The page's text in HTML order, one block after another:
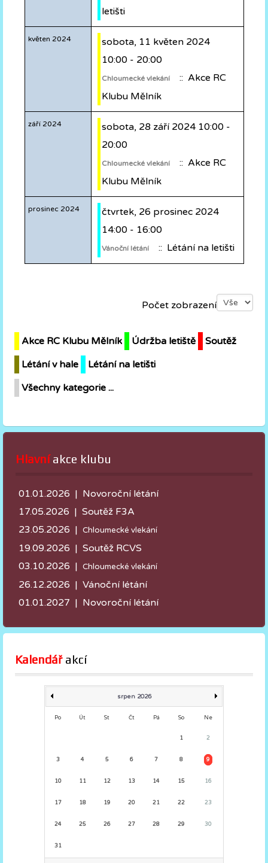
letišti
květen 2024
sobota, 11 květen 2024
10:00 - 20:00
Chloumecké vlekání
:: Akce RC
Klubu Mělník
září 2024
sobota, 28 září 2024 10:00 -
20:00
Chloumecké vlekání
:: Akce RC
Klubu Mělník
prosinec 2024
čtvrtek, 26 prosinec 2024
14:00 - 16:00
Vánoční létání :: Létání na letišti
Počet zobrazení
Akce RC Klubu Mělník Údržba letiště
Soutěž
Létání v hale
Létání na letišti
Všechny kategorie ...
Hlavní akce klubu
01.01.2026 | Novoroční létání
17.05.2026 | Soutěž F3A
23.05.2026 | Chloumecké vlekání
19.09.2026 | Soutěž RCVS
03.10.2026 | Chloumecké vlekání
26.12.2026 | Vánoční létání
01.01.2027 | Novoroční létání
Kalendář akcí
srpen 2026
Po Út St Čt Pá So Ne
1 2
3 4 5 6 7 8 9
10 11 12 13 14 15 16
17 18 19 20 21 22 23
24 25 26 27 28 29 30
31